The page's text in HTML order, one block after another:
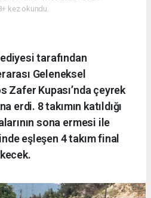
kez okundu.
tarafından
Geleneksel
Zafer Kupası’nda çeyrek
erdi. 8 takımın katıldığı
sona ermesi ile
eşleşen 4 takım final